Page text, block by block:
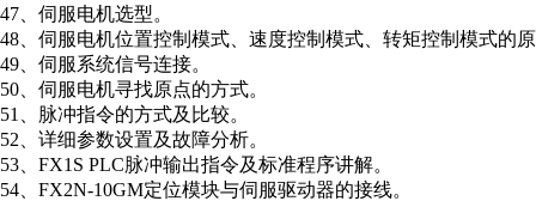
47、伺服电机选型。
48、伺服电机位置控制模式、速度控制模式、转矩控制模式的
49、伺服系统信号连接。
50、伺服电机寻找原点的方式。
51、脉冲指令的方式及比较。
52、详细参数设置及故障分析。
53、FX1S PLC脉冲输出指令及标准程序讲解。
54、FX2N-10GM定位模块与伺服驱动器的接线。